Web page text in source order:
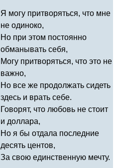
Я могу притворяться, что мне
не одиноко,
Но при этом постоянно
обманывать себя,
Могу притворяться, что это не
важно,
Но все же продолжать сидеть
здесь и врать себе.
Говорят, что любовь не стоит
и доллара,
Но я бы отдала последние
десять центов,
За свою единственную мечту.